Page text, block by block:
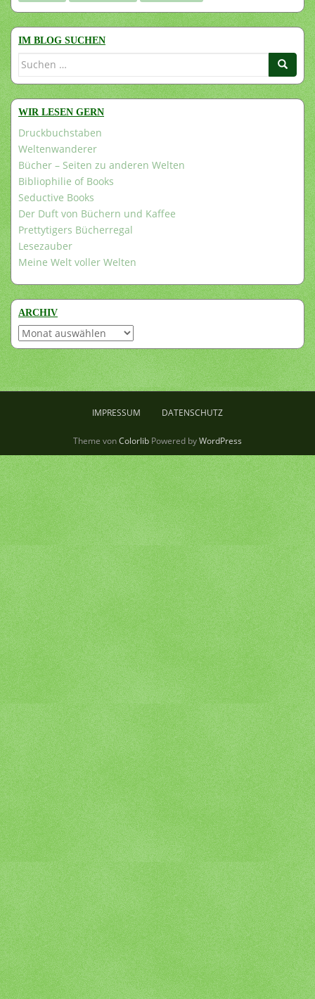
IM BLOG SUCHEN
Suchen
WIR LESEN GERN
Druckbuchstaben
Weltenwanderer
Bücher – Seiten zu anderen Welten
Bibliophilie of Books
Seductive Books
Der Duft von Büchern und Kaffee
Prettytigers Bücherregal
Lesezauber
Meine Welt voller Welten
ARCHIV
Archiv
IMPRESSUM DATENSCHUTZ
Theme vonColorlib Powered byWordPress